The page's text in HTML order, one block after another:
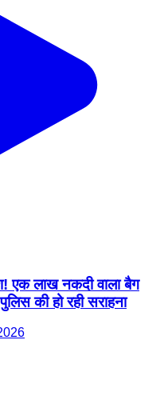
एक लाख नकदी वाला बैग
की हो रही सराहना